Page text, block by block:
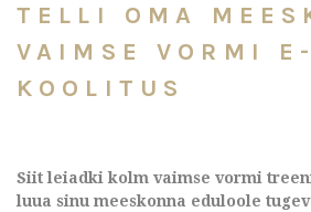
TELLI OMA
VAIMSE VORMI E-
KOOLITUS
Siit leiadki kolm vaimse vormi
luua sinu meeskonna eduloole